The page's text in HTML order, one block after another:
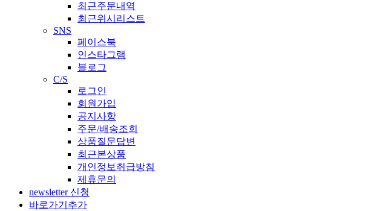
최근주문내역
최근위시리스트
SNS
페이스북
인스타그램
블로그
C/S
로그인
회원가입
공지사항
주문/배송조회
상품질문답변
최근본상품
개인정보취급방침
제휴문의
newsletter 신청
바로가기추가